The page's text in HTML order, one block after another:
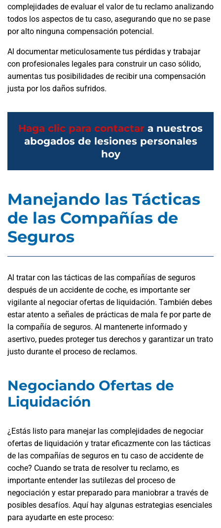
complejidades de evaluar el valor de tu reclamo analizando
todos los aspectos de tu caso, asegurando que no se pase
por alto ninguna compensación potencial.
Al documentar meticulosamente tus pérdidas y trabajar
con profesionales legales para construir un caso sólido,
aumentas tus posibilidades de recibir una compensación
justa por los daños sufridos.
Haga clic para contactar a nuestros
abogados de lesiones personales
hoy
Manejando las Tácticas
de las Compañías de
Seguros
Al tratar con las tácticas de las compañías de seguros
después de un accidente de coche, es importante ser
vigilante al negociar ofertas de liquidación. También debes
estar atento a señales de prácticas de mala fe por parte de
la compañía de seguros. Al mantenerte informado y
asertivo, puedes proteger tus derechos y garantizar un trato
justo durante el proceso de reclamos.
Negociando Ofertas de
Liquidación
¿Estás listo para manejar las complejidades de negociar
ofertas de liquidación y tratar eficazmente con las tácticas
de las compañías de seguros en tu caso de accidente de
coche? Cuando se trata de resolver tu reclamo, es
importante entender las sutilezas del proceso de
negociación y estar preparado para maniobrar a través de
posibles desafíos. Aquí hay algunas estrategias esenciales
para ayudarte en este proceso: